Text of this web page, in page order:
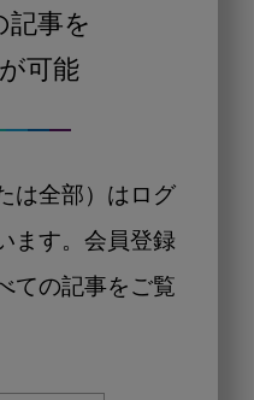
記事を
可能
は全部）はログ
ます。会員登録
ての記事をご覧